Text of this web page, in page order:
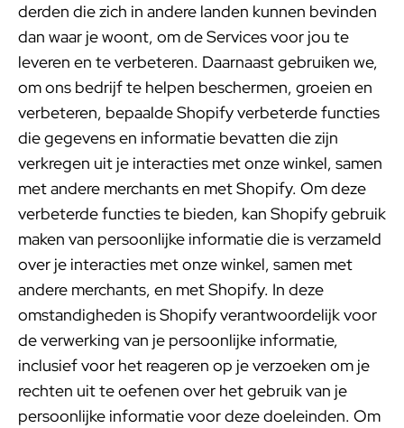
derden die zich in andere landen kunnen bevinden
dan waar je woont, om de Services voor jou te
leveren en te verbeteren. Daarnaast gebruiken we,
om ons bedrijf te helpen beschermen, groeien en
verbeteren, bepaalde Shopify verbeterde functies
die gegevens en informatie bevatten die zijn
verkregen uit je interacties met onze winkel, samen
met andere merchants en met Shopify. Om deze
verbeterde functies te bieden, kan Shopify gebruik
maken van persoonlijke informatie die is verzameld
over je interacties met onze winkel, samen met
andere merchants, en met Shopify. In deze
omstandigheden is Shopify verantwoordelijk voor
de verwerking van je persoonlijke informatie,
inclusief voor het reageren op je verzoeken om je
rechten uit te oefenen over het gebruik van je
persoonlijke informatie voor deze doeleinden. Om